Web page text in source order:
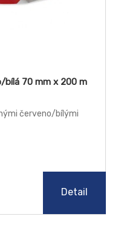
bílá 70 mm x 200 m
červeno/bílými
Detail